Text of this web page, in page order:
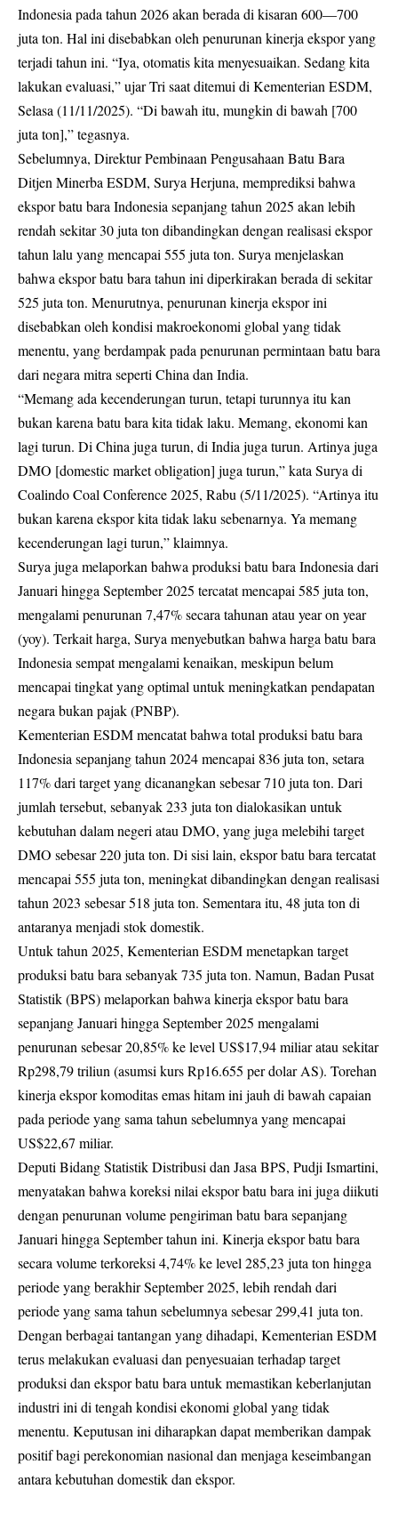
Indonesia pada tahun 2026 akan berada di kisaran 600—700
juta ton. Hal ini disebabkan oleh penurunan kinerja ekspor yang
terjadi tahun ini. “Iya, otomatis kita menyesuaikan. Sedang kita
lakukan evaluasi,” ujar Tri saat ditemui di Kementerian ESDM,
Selasa (11/11/2025). “Di bawah itu, mungkin di bawah [700
juta ton],” tegasnya.
Sebelumnya, Direktur Pembinaan Pengusahaan Batu Bara
Ditjen Minerba ESDM, Surya Herjuna, memprediksi bahwa
ekspor batu bara Indonesia sepanjang tahun 2025 akan lebih
rendah sekitar 30 juta ton dibandingkan dengan realisasi ekspor
tahun lalu yang mencapai 555 juta ton. Surya menjelaskan
bahwa ekspor batu bara tahun ini diperkirakan berada di sekitar
525 juta ton. Menurutnya, penurunan kinerja ekspor ini
disebabkan oleh kondisi makroekonomi global yang tidak
menentu, yang berdampak pada penurunan permintaan batu bara
dari negara mitra seperti China dan India.
“Memang ada kecenderungan turun, tetapi turunnya itu kan
bukan karena batu bara kita tidak laku. Memang, ekonomi kan
lagi turun. Di China juga turun, di India juga turun. Artinya juga
DMO [domestic market obligation] juga turun,” kata Surya di
Coalindo Coal Conference 2025, Rabu (5/11/2025). “Artinya itu
bukan karena ekspor kita tidak laku sebenarnya. Ya memang
kecenderungan lagi turun,” klaimnya.
Surya juga melaporkan bahwa produksi batu bara Indonesia dari
Januari hingga September 2025 tercatat mencapai 585 juta ton,
mengalami penurunan 7,47% secara tahunan atau year on year
(yoy). Terkait harga, Surya menyebutkan bahwa harga batu bara
Indonesia sempat mengalami kenaikan, meskipun belum
mencapai tingkat yang optimal untuk meningkatkan pendapatan
negara bukan pajak (PNBP).
Kementerian ESDM mencatat bahwa total produksi batu bara
Indonesia sepanjang tahun 2024 mencapai 836 juta ton, setara
117% dari target yang dicanangkan sebesar 710 juta ton. Dari
jumlah tersebut, sebanyak 233 juta ton dialokasikan untuk
kebutuhan dalam negeri atau DMO, yang juga melebihi target
DMO sebesar 220 juta ton. Di sisi lain, ekspor batu bara tercatat
mencapai 555 juta ton, meningkat dibandingkan dengan realisasi
tahun 2023 sebesar 518 juta ton. Sementara itu, 48 juta ton di
antaranya menjadi stok domestik.
Untuk tahun 2025, Kementerian ESDM menetapkan target
produksi batu bara sebanyak 735 juta ton. Namun, Badan Pusat
Statistik (BPS) melaporkan bahwa kinerja ekspor batu bara
sepanjang Januari hingga September 2025 mengalami
penurunan sebesar 20,85% ke level US$17,94 miliar atau sekitar
Rp298,79 triliun (asumsi kurs Rp16.655 per dolar AS). Torehan
kinerja ekspor komoditas emas hitam ini jauh di bawah capaian
pada periode yang sama tahun sebelumnya yang mencapai
US$22,67 miliar.
Deputi Bidang Statistik Distribusi dan Jasa BPS, Pudji Ismartini,
menyatakan bahwa koreksi nilai ekspor batu bara ini juga diikuti
dengan penurunan volume pengiriman batu bara sepanjang
Januari hingga September tahun ini. Kinerja ekspor batu bara
secara volume terkoreksi 4,74% ke level 285,23 juta ton hingga
periode yang berakhir September 2025, lebih rendah dari
periode yang sama tahun sebelumnya sebesar 299,41 juta ton.
Dengan berbagai tantangan yang dihadapi, Kementerian ESDM
terus melakukan evaluasi dan penyesuaian terhadap target
produksi dan ekspor batu bara untuk memastikan keberlanjutan
industri ini di tengah kondisi ekonomi global yang tidak
menentu. Keputusan ini diharapkan dapat memberikan dampak
positif bagi perekonomian nasional dan menjaga keseimbangan
antara kebutuhan domestik dan ekspor.